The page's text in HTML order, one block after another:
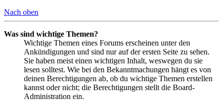
Nach oben
Was sind wichtige Themen?
Wichtige Themen eines Forums erscheinen unter den
Ankündigungen und sind nur auf der ersten Seite zu sehen.
Sie haben meist einen wichtigen Inhalt, weswegen du sie
lesen solltest. Wie bei den Bekanntmachungen hängt es von
deinen Berechtigungen ab, ob du wichtige Themen erstellen
kannst oder nicht; die Berechtigungen stellt die Board-
Administration ein.